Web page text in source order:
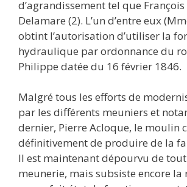
d’agrandissement tel que
Delamare (2). L’un d’entre eux
obtint l’autorisation d’utiliser la
hydraulique par ordonnance du
Philippe datée du 16 février 1846.
Malgré tous les efforts de
par les différents meuniers et
dernier, Pierre Acloque, le moulin
définitivement de produire de la
Il est maintenant dépourvu de
meunerie, mais subsiste encore la